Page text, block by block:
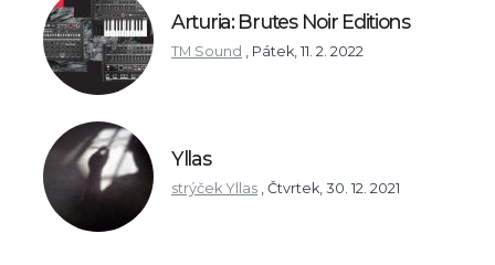
Arturia: Brutes Noir Editions
TM Sound , Pátek, 11. 2. 2022
Yllas
strýček Yllas , Čtvrtek, 30. 12. 2021